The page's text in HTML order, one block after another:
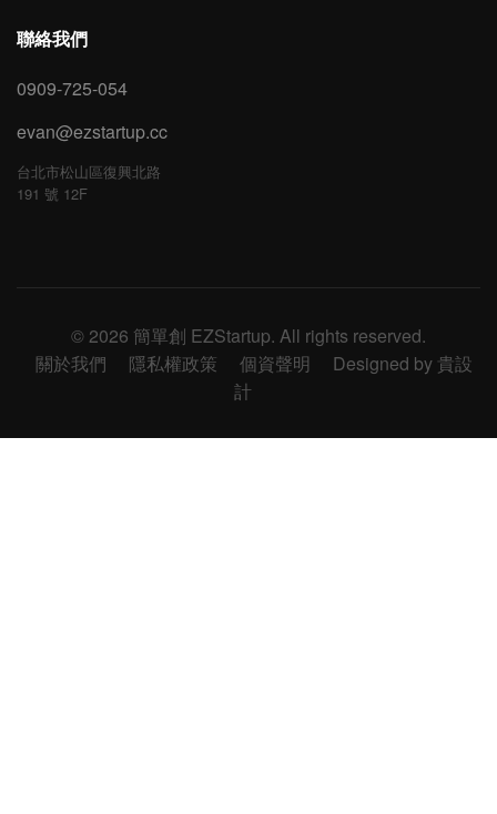
聯絡我們
0909-725-054
evan@ezstartup.cc
台北市松山區復興北路
191 號 12F
© 2026 簡單創 EZStartup. All rights reserved.
關於我們
隱私權政策 個資聲明
Designed by 貴設
計